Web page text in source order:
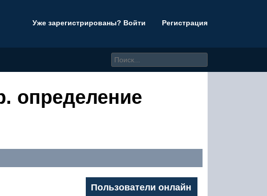
Уже зарегистрированы? Войти Регистрация
определение
Пользователи онлайн